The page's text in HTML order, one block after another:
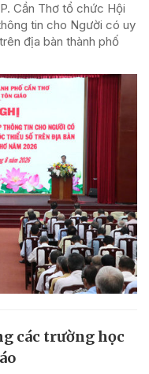
Cần Thơ tổ chức Hội
tin cho Người có uy
địa bàn thành phố
các trường học